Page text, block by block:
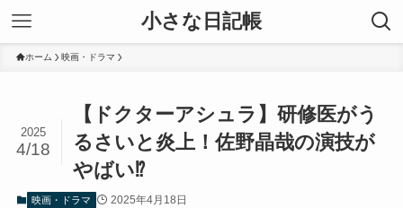
小さな日記帳
ホーム 映画・ドラマ
【ドクターアシュラ】研修医がう
るさいと炎上！佐野晶哉の演技が
やばい⁉
2025
4/18
映画・ドラマ 2025年4月18日